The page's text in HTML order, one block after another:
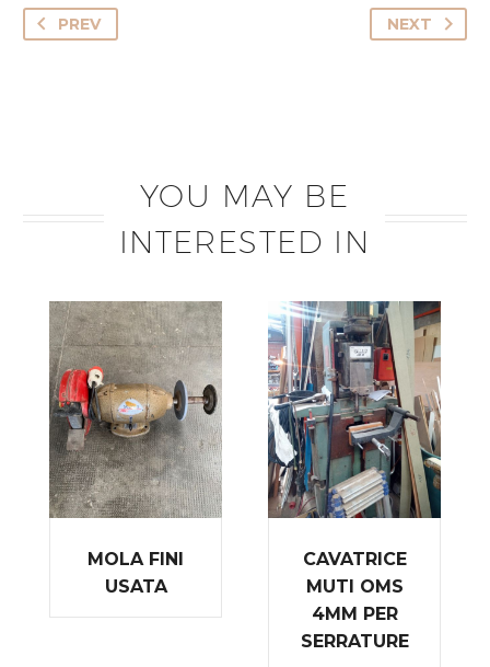
PREV NEXT
YOU MAY BE
INTERESTED IN
MOLA FINI
USATA
CAVATRICE
MUTI OMS
4MM PER
SERRATURE